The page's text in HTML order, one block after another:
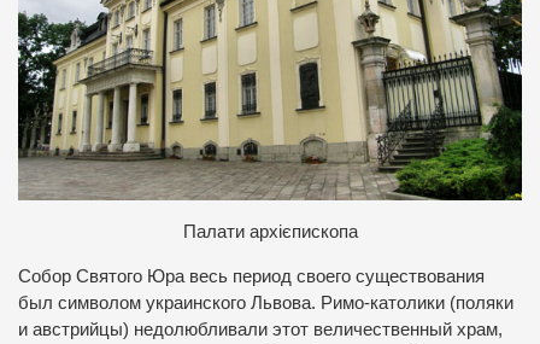
Палати архієпископа
Собор Святого Юра весь период своего существования
был символом украинского Львова. Римо-католики (поляки
и австрийцы) недолюбливали этот величественный храм,